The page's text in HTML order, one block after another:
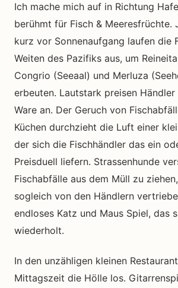
Ich mache mich auf in Richtung
berühmt für Fisch & Meeresfrüchte.
kurz vor Sonnenaufgang laufen die
Weiten des Pazifiks aus, um
Congrio (Seeaal) und Merluza
erbeuten. Lautstark preisen
Ware an. Der Geruch von
Küchen durchzieht die Luft einer
der sich die Fischhändler das ein
Preisduell liefern. Strassenhunde
Fischabfälle aus dem Müll zu
sogleich von den Händlern
endloses Katz und Maus Spiel, das
wiederholt.
In den unzähligen kleinen
Mittagszeit die Hölle los.